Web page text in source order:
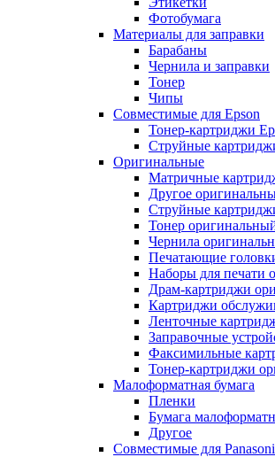
Фотобумага
Материалы для заправки
Барабаны
Чернила и заправки
Тонер
Чипы
Совместимые для Epson
Тонер-картриджи
Струйные
Оригинальные
Матричные
Другое
Струйные
Тонер
Чернила
Печатающие
Наборы для печати
Драм-картриджи
Картриджи
Ленточные
Заправочные
Факсимильные
Тонер-картриджи
Малоформатная бумага
Пленки
Бумага
Другое
Совместимые для